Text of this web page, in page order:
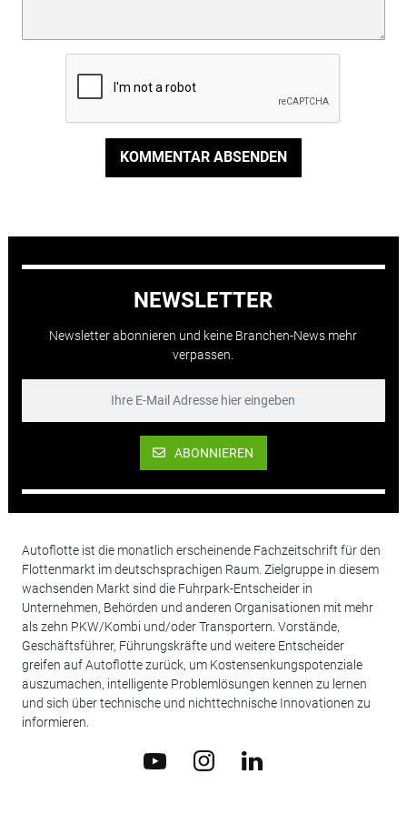
KOMMENTAR ABSENDEN
NEWSLETTER
Newsletter abonnieren und keine Branchen-News mehr
verpassen.
ABONNIEREN
Autoflotte ist die monatlich erscheinende Fachzeitschrift für den
Flottenmarkt im deutschsprachigen Raum. Zielgruppe in diesem
wachsenden Markt sind die Fuhrpark-Entscheider in
Unternehmen, Behörden und anderen Organisationen mit mehr
als zehn PKW/Kombi und/oder Transportern. Vorstände,
Geschäftsführer, Führungskräfte und weitere Entscheider
greifen auf Autoflotte zurück, um Kostensenkungspotenziale
auszumachen, intelligente Problemlösungen kennen zu lernen
und sich über technische und nichttechnische Innovationen zu
informieren.